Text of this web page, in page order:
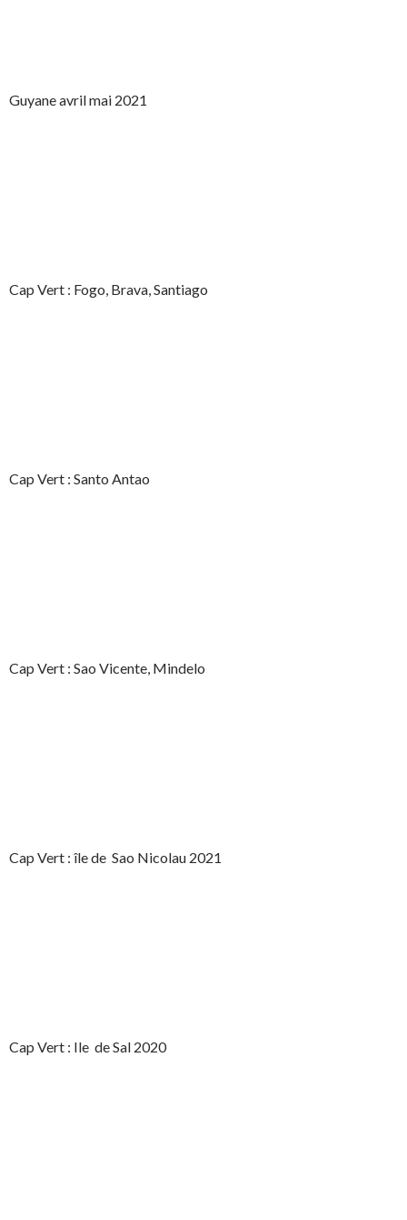
Guyane avril mai 2021
Cap Vert : Fogo, Brava, Santiago
Cap Vert : Santo Antao
Cap Vert : Sao Vicente, Mindelo
Cap Vert : île de Sao Nicolau 2021
Cap Vert : Ile de Sal 2020